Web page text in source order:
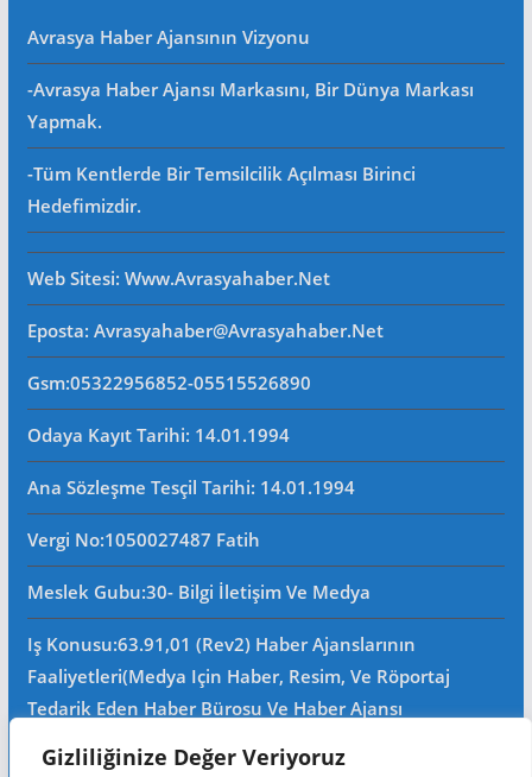
Gizliliğinize Değer Veriyoruz
Avrasya Haber Ajansının Vizyonu
-Avrasya Haber Ajansı Markasını, Bir Dünya Markası
Yapmak.
-Tüm Kentlerde Bir Temsilcilik Açılması Birinci
Hedefimizdir.
Web Sitesi: Www.avrasyahaber.net
Eposta: Avrasyahaber@avrasyahaber.net
Gsm:05322956852-05515526890
Odaya Kayıt Tarihi: 14.01.1994
Ana Sözleşme Tesçil Tarihi: 14.01.1994
Vergi No:1050027487 Fatih
Meslek Gubu:30- Bilgi İletişim Ve Medya
Iş Konusu:63.91,01 (Rev2) Haber Ajanslarının
Faaliyetleri(Medya Için Haber, Resim, Ve Röportaj
Tedarik Eden Haber Bürosu Ve Haber Ajansı
Filimcilik, Yayıncılık, Prodöktörlük, Reklamcılık Işleri Ile